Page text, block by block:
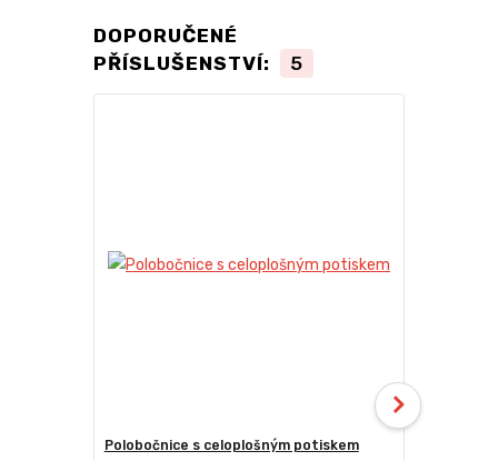
DOPORUČENÉ
PŘÍSLUŠENSTVÍ:
5
Polobočnice s celoplošným potiskem